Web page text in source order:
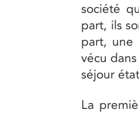
société
part, ils
part, une
vécu
séjour
La